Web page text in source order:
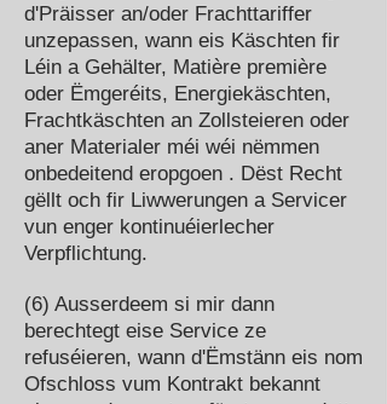
d'Präisser an/oder Frachttariffer
unzepassen, wann eis Käschten fir
Léin a Gehälter, Matière première
oder Ëmgeréits, Energiekäschten,
Frachtkäschten an Zollsteieren oder
aner Materialer méi wéi nëmmen
onbedeitend eropgoen . Dëst Recht
gëllt och fir Liwwerungen a Servicer
vun enger kontinuéierlecher
Verpflichtung.
(6) Ausserdeem si mir dann
berechtegt eise Service ze
refuséieren, wann d'Ëmstänn eis nom
Ofschloss vum Kontrakt bekannt